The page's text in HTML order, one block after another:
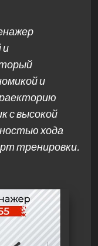
и
и
с высокой
хода
тренировки.